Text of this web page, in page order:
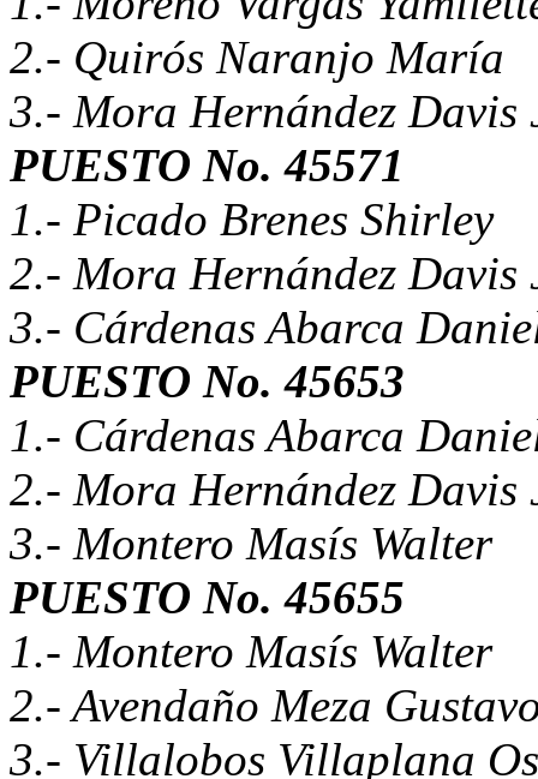
2.- Quirós Naranjo María
3.- Mora Hernández Davis
PUESTO No. 45571
1.- Picado Brenes Shirley
2.- Mora Hernández Davis
3.- Cárdenas Abarca
PUESTO No. 45653
1.- Cárdenas Abarca
2.- Mora Hernández Davis
3.- Montero Masís Walter
PUESTO No. 45655
1.- Montero Masís Walter
2.- Avendaño Meza
3.- Villalobos Villaplana